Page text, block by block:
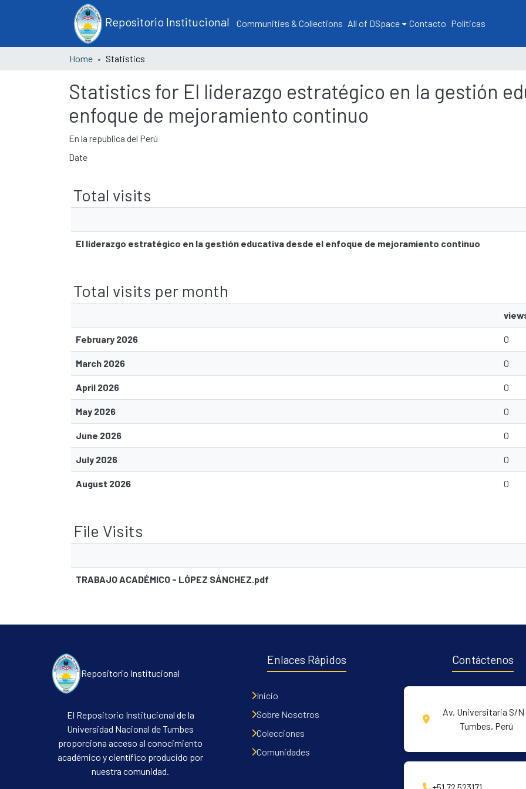
Repositorio Institucional Communities & Collections All of DSpace Contacto Políticas
Home Statistics
Statistics for El liderazgo estratégico en la gestión
enfoque de mejoramiento continuo
En la republica del Perú
Date
Total visits
El liderazgo estratégico en la gestión educativa desde el enfoque de mejoramiento continuo
Total visits per month
February 2026 0
March 2026 0
April 2026 0
May 2026 0
June 2026 0
July 2026 0
August 2026 0
File Visits
TRABAJO ACADÉMICO - LÓPEZ SÁNCHEZ.pdf
Repositorio Institucional
El Repositorio Institucional de la
Universidad Nacional de Tumbes
proporciona acceso al conocimiento
académico y científico producido por
nuestra comunidad.
Enlaces Rápidos
Inicio
Sobre Nosotros
Colecciones
Comunidades
Contáctenos
Av. Universitaria S/N
Tumbes, Perú